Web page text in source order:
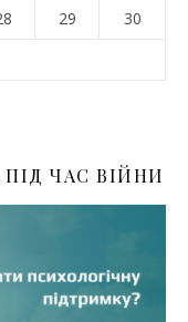
29
30
ЧАС ВІЙНИ